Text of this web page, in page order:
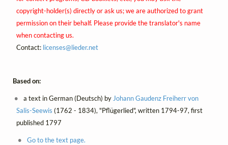
copyright-holder(s) directly or ask us; we are authorized to grant
permission on their behalf. Please provide the translator's name
when contacting us.
Contact: licenses@lieder.net
Based on:
a text in German (Deutsch) byJohann Gaudenz Freiherr von
Salis-Seewis (1762 - 1834), "Pflügerlied", written 1794-97, first
published 1797
Go to the text page.